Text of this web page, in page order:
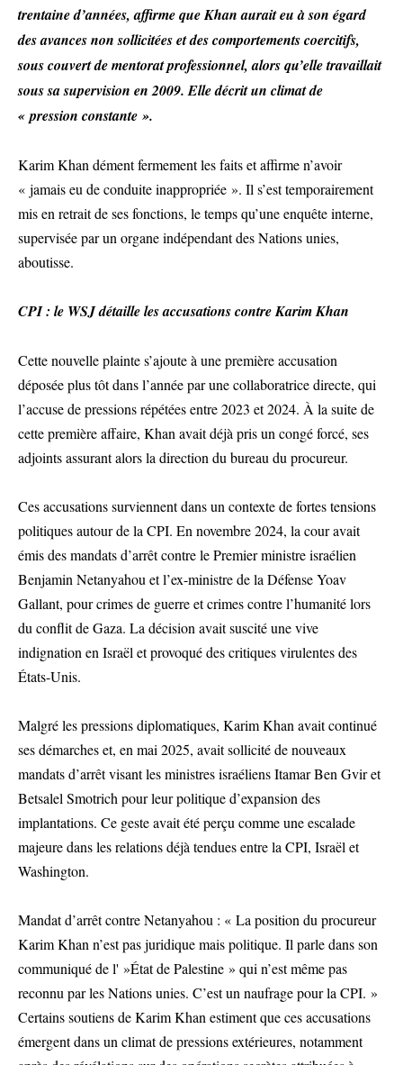
trentaine d’années, affirme que Khan aurait eu à son égard
des avances non sollicitées et des comportements coercitifs,
sous couvert de mentorat professionnel, alors qu’elle travaillait
sous sa supervision en 2009. Elle décrit un climat de
« pression constante ».
Karim Khan dément fermement les faits et affirme n’avoir
« jamais eu de conduite inappropriée ». Il s’est temporairement
mis en retrait de ses fonctions, le temps qu’une enquête interne,
supervisée par un organe indépendant des Nations unies,
aboutisse.
CPI : le WSJ détaille les accusations contre Karim Khan
Cette nouvelle plainte s’ajoute à une première accusation
déposée plus tôt dans l’année par une collaboratrice directe, qui
l’accuse de pressions répétées entre 2023 et 2024. À la suite de
cette première affaire, Khan avait déjà pris un congé forcé, ses
adjoints assurant alors la direction du bureau du procureur.
Ces accusations surviennent dans un contexte de fortes tensions
politiques autour de la CPI. En novembre 2024, la cour avait
émis des mandats d’arrêt contre le Premier ministre israélien
Benjamin Netanyahou et l’ex-ministre de la Défense Yoav
Gallant, pour crimes de guerre et crimes contre l’humanité lors
du conflit de Gaza. La décision avait suscité une vive
indignation en Israël et provoqué des critiques virulentes des
États-Unis.
Malgré les pressions diplomatiques, Karim Khan avait continué
ses démarches et, en mai 2025, avait sollicité de nouveaux
mandats d’arrêt visant les ministres israéliens Itamar Ben Gvir et
Betsalel Smotrich pour leur politique d’expansion des
implantations. Ce geste avait été perçu comme une escalade
majeure dans les relations déjà tendues entre la CPI, Israël et
Washington.
Mandat d’arrêt contre Netanyahou : « La position du procureur
Karim Khan n’est pas juridique mais politique. Il parle dans son
communiqué de l' »État de Palestine » qui n’est même pas
reconnu par les Nations unies. C’est un naufrage pour la CPI. »
Certains soutiens de Karim Khan estiment que ces accusations
émergent dans un climat de pressions extérieures, notamment